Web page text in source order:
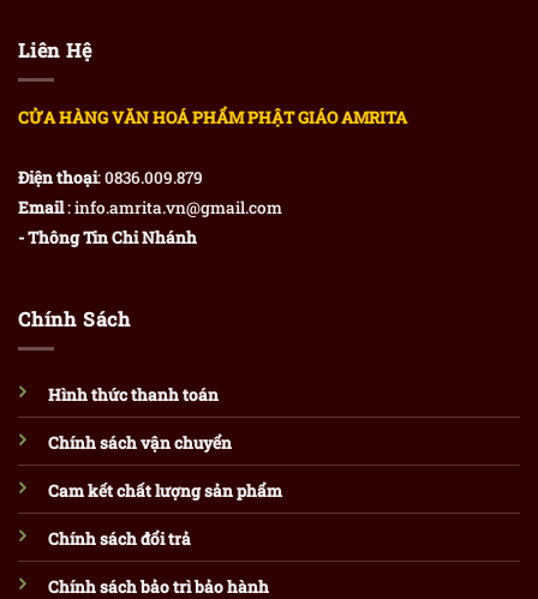
Liên Hệ
CỬA HÀNG VĂN HOÁ PHẨM PHẬT GIÁO AMRITA
Điện thoại: 0836.009.879
Email: info.amrita.vn@gmail.com
- Thông Tin Chi Nhánh
Chính Sách
Hình thức thanh toán
Chính sách vận chuyển
Cam kết chất lượng sản phẩm
Chính sách đổi trả
Chính sách bảo trì bảo hành